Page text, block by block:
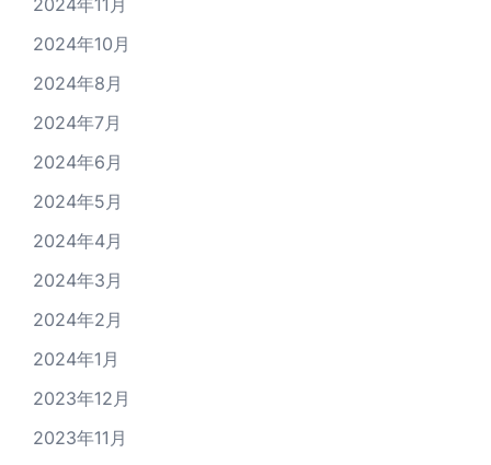
2024年11月
2024年10月
2024年8月
2024年7月
2024年6月
2024年5月
2024年4月
2024年3月
2024年2月
2024年1月
2023年12月
2023年11月